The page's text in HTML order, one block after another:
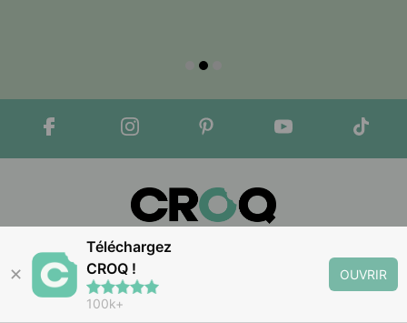
Apple Store
✕
Téléchargez
CROQ !
100k+
OUVRIR